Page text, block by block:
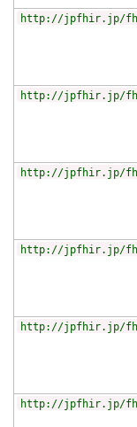
http://jpfhir.jp/fhir/
http://jpfhir.jp/fhir/
http://jpfhir.jp/fhir/
http://jpfhir.jp/fhir/
http://jpfhir.jp/fhir/
http://jpfhir.jp/fhir/